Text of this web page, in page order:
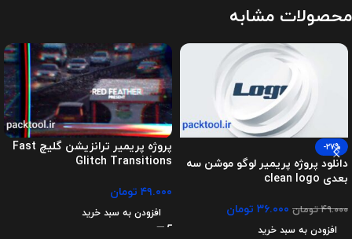
محصولات مشابه
-27%
دانلود پروژه پریمیر لوگو موشن سه
بعدی clean logo
۴۹.۰۰۰تومان ۳۶.۰۰۰ تومان
افزودن به سبد خرید
پروژه پریمیر ترانزیشن گلیچ Fast
Glitch Transitions
۴۹.۰۰۰ تومان
افزودن به سبد خرید